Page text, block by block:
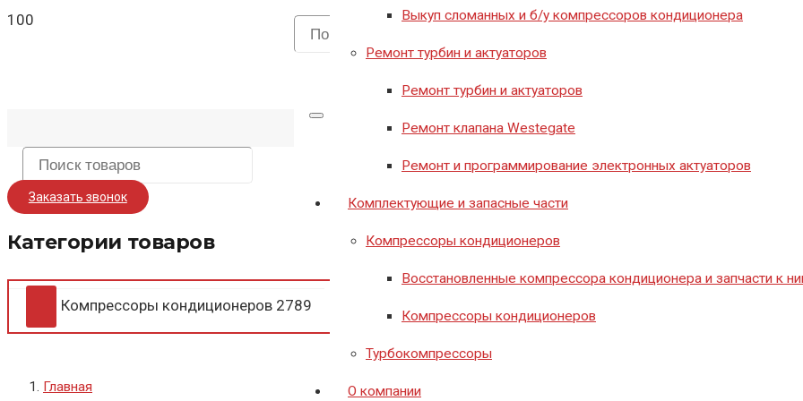
8 (351) 776-20-40
Заказать звонок
Выкуп сломанных и б/у компрессоров кондиционера
Ремонт турбин и актуаторов
Ремонт турбин и актуаторов
Ремонт клапана Westegate
Ремонт и программирование электронных актуаторов
Комплектующие и запасные части
Компрессоры кондиционеров
Восстановленные компрессора кондиционера и запчасти к
Компрессоры кондиционеров
Турбокомпрессоры
О компании
Заказать звонок
Категории товаров
Компрессоры кондиционеров 2789
Главная